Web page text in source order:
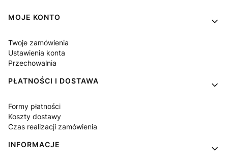
Linki w stopce
MOJE KONTO
Twoje zamówienia
Ustawienia konta
Przechowalnia
PŁATNOŚCI I DOSTAWA
Formy płatności
Koszty dostawy
Czas realizacji zamówienia
INFORMACJE